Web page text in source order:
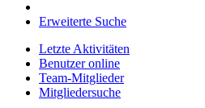
Erweiterte Suche
Letzte Aktivitäten
Benutzer online
Team-Mitglieder
Mitgliedersuche